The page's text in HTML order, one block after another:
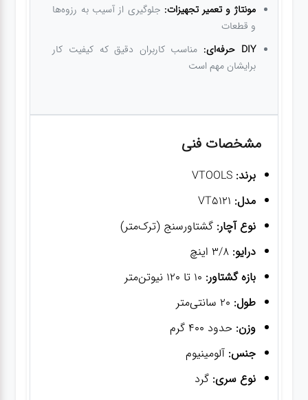
مونتاژ و تعمیر تجهیزات: جلوگیری از آسیب به رزوه‌ها
و قطعات
DIY حرفه‌ای:
مناسب کاربران دقیق که کیفیت کار
برایشان مهم است
مشخصات فنی
برند: VTOOLS
مدل:
نوع آچار: گشتاورسنج (ترک‌متر)
درایو: 3/8 اینچ
بازه گشتاور:
طول:
وزن: حدود 400 گرم
جنس: آلومینیوم
نوع سری: گرد